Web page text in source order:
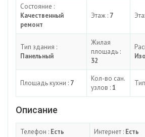
Состояние :
Качественный
ремонт
Этаж : 7
Тип здания :
Панельный
Жилая
площадь :
32
Площадь кухни : 7
Кол-во сан.
узлов :1
Описание
Телефон : Есть Интернет : Есть